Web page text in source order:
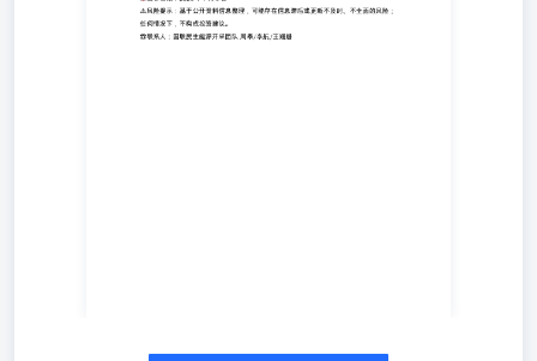
比+127万吨，俄罗斯周环比+3万吨，澳大利亚周环比+41万
吨。 ⏰发布日期：2026年7月6日 ⚠风险提示：基于公开资